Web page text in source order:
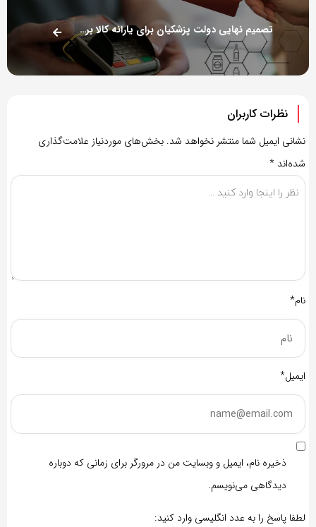
تصمیم نهایی دولت پزشکیان برای یارانه کالا برگ مشخص شد
نظرات کاربران
نشانی ایمیل شما منتشر نخواهد شد. بخش‌های موردنیاز علامت‌گذاری
شده‌اند *
نام*
ایمیل*
ذخیره نام، ایمیل و وبسایت من در مرورگر برای زمانی که دوباره
دیدگاهی می‌نویسم.
لطفا پاسخ را به عدد انگلیسی وارد کنید: